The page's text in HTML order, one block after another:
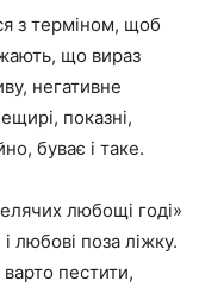
з терміном, щоб
що вираз
негативне
показні,
буває і таке.
любощі годі»
любові поза ліжку.
пестити,